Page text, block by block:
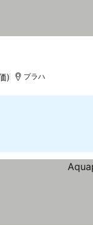
) プラハ